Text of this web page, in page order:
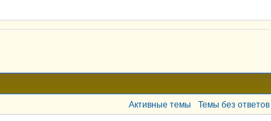
Активные темы Темы без ответов